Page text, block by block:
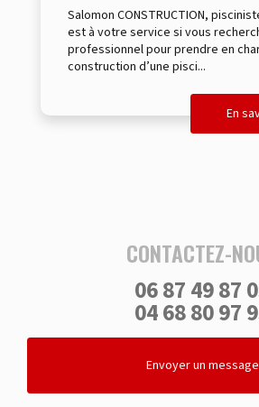
Salomon CONSTRUCTION,
est à votre service si vous
professionnel pour prendre en
construction d’une pisci...
En
CONTACTEZ-
06 87 49 87
04 68 80 97
Envoyer un message